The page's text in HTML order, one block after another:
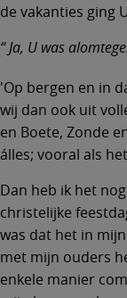
de vakanties ging
Ja, U was
'Op bergen en in
wij dan ook uit
en Boete, Zonde
álles; vooral als
Dan heb ik het
christelijke
was dat het in
met mijn ouders
enkele manier